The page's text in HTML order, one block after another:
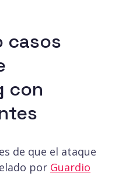
casos
con
de que el ataque
por Guardio